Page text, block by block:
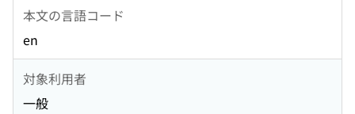
本文の言語コード
en
対象利用者
一般